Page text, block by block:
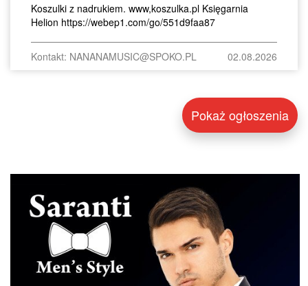
Koszulki z nadrukiem. www,koszulka.pl Księgarnia
Helion https://webep1.com/go/551d9faa87
Kontakt: NANANAMUSIC@SPOKO.PL 02.08.2026
Pokaż ogłoszenia